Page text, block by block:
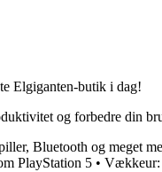
Elgiganten-butik i dag!
og forbedre din
Bluetooth og meget
PlayStation 5 • Vækkeur: